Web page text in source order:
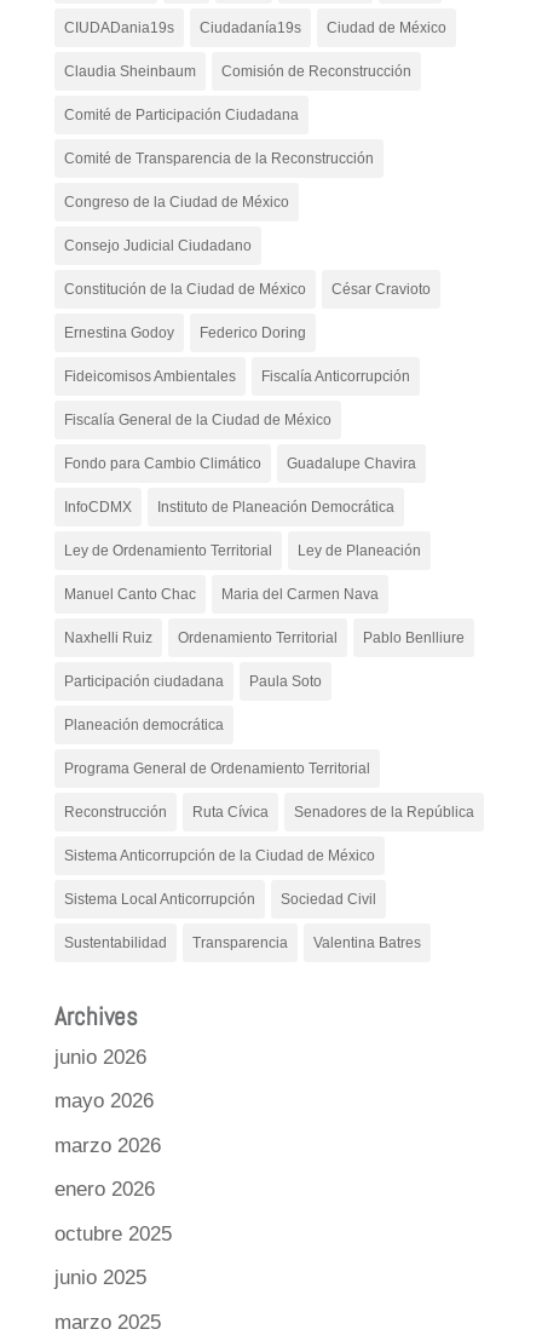
CIUDADania19s Ciudadanía19s Ciudad de México
Claudia Sheinbaum Comisión de Reconstrucción
Comité de Participación Ciudadana
Comité de Transparencia de la Reconstrucción
Congreso de la Ciudad de México
Consejo Judicial Ciudadano
Constitución de la Ciudad de México César Cravioto
Ernestina Godoy Federico Doring
Fideicomisos Ambientales Fiscalía Anticorrupción
Fiscalía General de la Ciudad de México
Fondo para Cambio Climático Guadalupe Chavira
InfoCDMX Instituto de Planeación Democrática
Ley de Ordenamiento Territorial Ley de Planeación
Manuel Canto Chac Maria del Carmen Nava
Naxhelli Ruiz Ordenamiento Territorial Pablo Benlliure
Participación ciudadana Paula Soto
Planeación democrática
Programa General de Ordenamiento Territorial
Reconstrucción Ruta Cívica Senadores de la República
Sistema Anticorrupción de la Ciudad de México
Sistema Local Anticorrupción Sociedad Civil
Sustentabilidad Transparencia Valentina Batres
Archives
junio 2026
mayo 2026
marzo 2026
enero 2026
octubre 2025
junio 2025
marzo 2025